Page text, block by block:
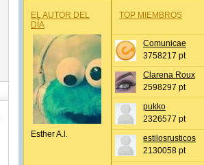
EL AUTOR DEL
DÍA
Esther A.l.
TOP MIEMBROS
Comunicae
3758217 pt
Clarena Roux
2598297 pt
pukko
2326577 pt
estilosrusticos
2130058 pt